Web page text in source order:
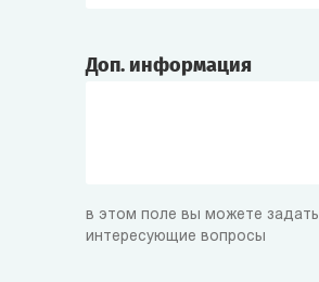
Доп. информация
в этом поле вы можете задать
интересующие вопросы